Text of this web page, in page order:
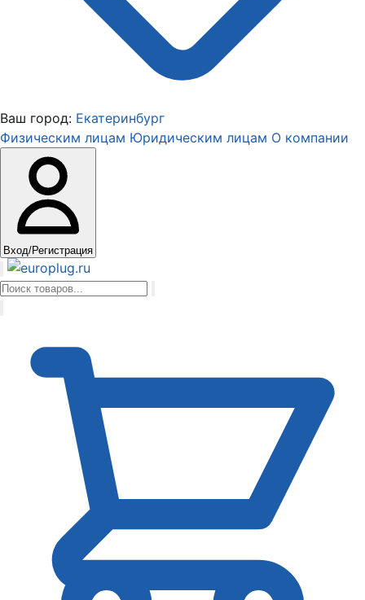
Ваш город: Екатеринбург
Физическим лицам Юридическим лицам О компании
Вход/Регистрация